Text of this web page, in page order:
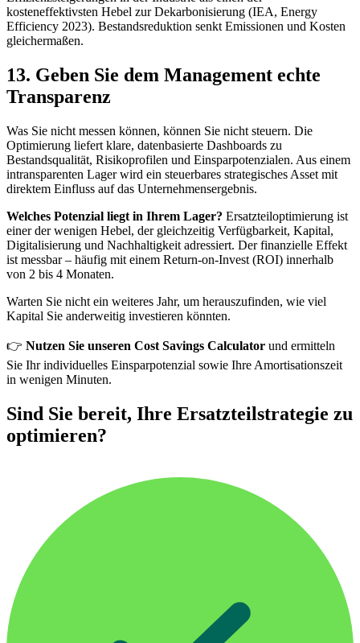
kosteneffektivsten Hebel zur Dekarbonisierung (IEA, Energy
Efficiency 2023). Bestandsreduktion senkt Emissionen und Kosten
gleichermaßen.
13. Geben Sie dem Management echte
Transparenz
Was Sie nicht messen können, können Sie nicht steuern. Die
Optimierung liefert klare, datenbasierte Dashboards zu
Bestandsqualität, Risikoprofilen und Einsparpotenzialen. Aus einem
intransparenten Lager wird ein steuerbares strategisches Asset mit
direktem Einfluss auf das Unternehmensergebnis.
Welches Potenzial liegt in Ihrem Lager? Ersatzteiloptimierung ist
einer der wenigen Hebel, der gleichzeitig Verfügbarkeit, Kapital,
Digitalisierung und Nachhaltigkeit adressiert. Der finanzielle Effekt
ist messbar – häufig mit einem Return-on-Invest (ROI) innerhalb
von 2 bis 4 Monaten.
Warten Sie nicht ein weiteres Jahr, um herauszufinden, wie viel
Kapital Sie anderweitig investieren könnten.
👉 Nutzen Sie unseren Cost Savings Calculator und ermitteln
Sie Ihr individuelles Einsparpotenzial sowie Ihre Amortisationszeit
in wenigen Minuten.
Sind Sie bereit, Ihre Ersatzteilstrategie zu
optimieren?